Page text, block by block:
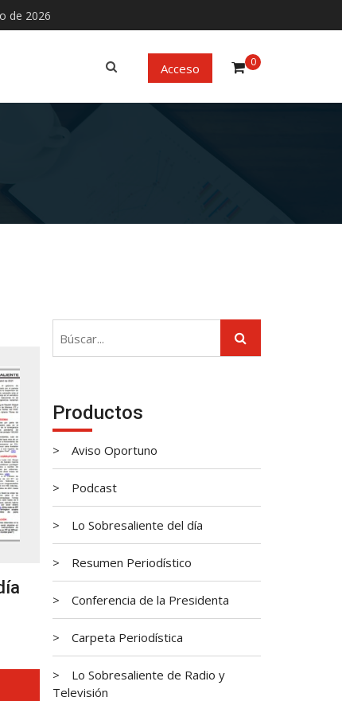
de 2026
Acceso 0
Productos
Aviso Oportuno
Podcast
Lo Sobresaliente del día
Resumen Periodístico
Conferencia de la Presidenta
Carpeta Periodística
Lo Sobresaliente de Radio y
Televisión